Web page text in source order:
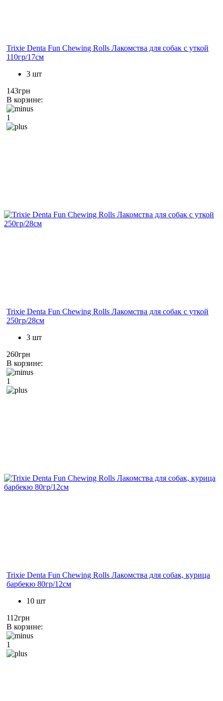
Trixie Denta Fun Chewing Rolls Лакомства для собак с уткой
110гр/17см
3 шт
143грн
В корзине:
1
Trixie Denta Fun Chewing Rolls Лакомства для собак с уткой
250гр/28см
3 шт
260грн
В корзине:
1
Trixie Denta Fun Chewing Rolls Лакомства для собак, курица
барбекю 80гр/12см
10 шт
112грн
В корзине:
1